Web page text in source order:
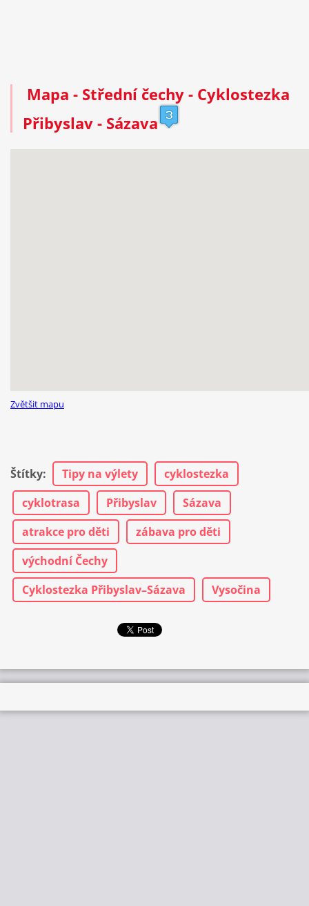
Mapa - Střední čechy - Cyklostezka
Přibyslav - Sázava
Zvětšit mapu
Štítky: Tipy na výlety
cyklostezka
cyklotrasa
Přibyslav
Sázava
atrakce pro děti
zábava pro děti
východní Čechy
Cyklostezka Přibyslav–Sázava
Vysočina